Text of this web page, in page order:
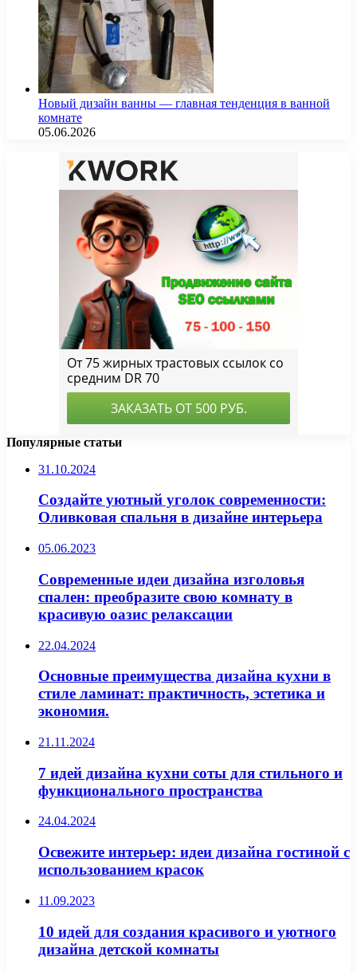
Новый дизайн ванны — главная тенденция в ванной
комнате
05.06.2026
Популярные статьи
31.10.2024
Создайте уютный уголок современности:
Оливковая спальня в дизайне интерьера
05.06.2023
Современные идеи дизайна изголовья
спален: преобразите свою комнату в
красивую оазис релаксации
22.04.2024
Основные преимущества дизайна кухни в
стиле ламинат: практичность, эстетика и
экономия.
21.11.2024
7 идей дизайна кухни соты для стильного и
функционального пространства
24.04.2024
Освежите интерьер: идеи дизайна гостиной с
использованием красок
11.09.2023
10 идей для создания красивого и уютного
дизайна детской комнаты